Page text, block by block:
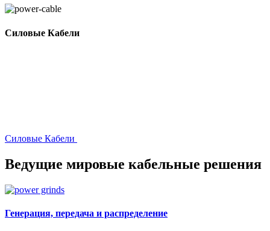
Силовые Кабели
Силовые Кабели
Ведущие мировые кабельные решения
Генерация, передача и распределение